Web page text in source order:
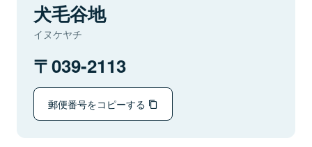
犬毛谷地
イヌケヤチ
039-2113
郵便番号をコピーする